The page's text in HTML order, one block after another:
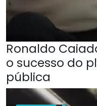
Ronaldo
o sucesso do
pública